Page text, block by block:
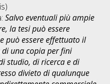
Salvo eventuali più ampie
la tesi può essere
può essere effettuato il
una copia per fini
studio, di ricerca e di
divieto di qualunque